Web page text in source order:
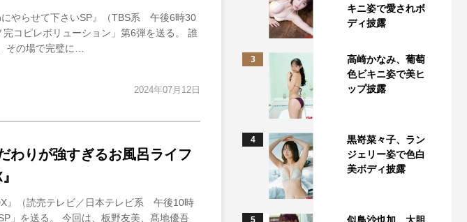
やらせて下さいSP』（TBS系 午後6時30
コピレボリューション」第6弾を送る。 誰
その場で完璧に…
2024年07月12日
わりが強すぎるお風呂ライフ
』（読売テレビ／日本テレビ系 午後10時
」を送る。 今回は、板野友美、髙地優吾
キニ姿で愛されボ
ディ披露
3
高崎かなみ、葡萄
色ビキニ姿で美ヒ
ップ披露
4
黒嵜菜々子、ラン
ジェリー姿で色白
美ボディ披露
5